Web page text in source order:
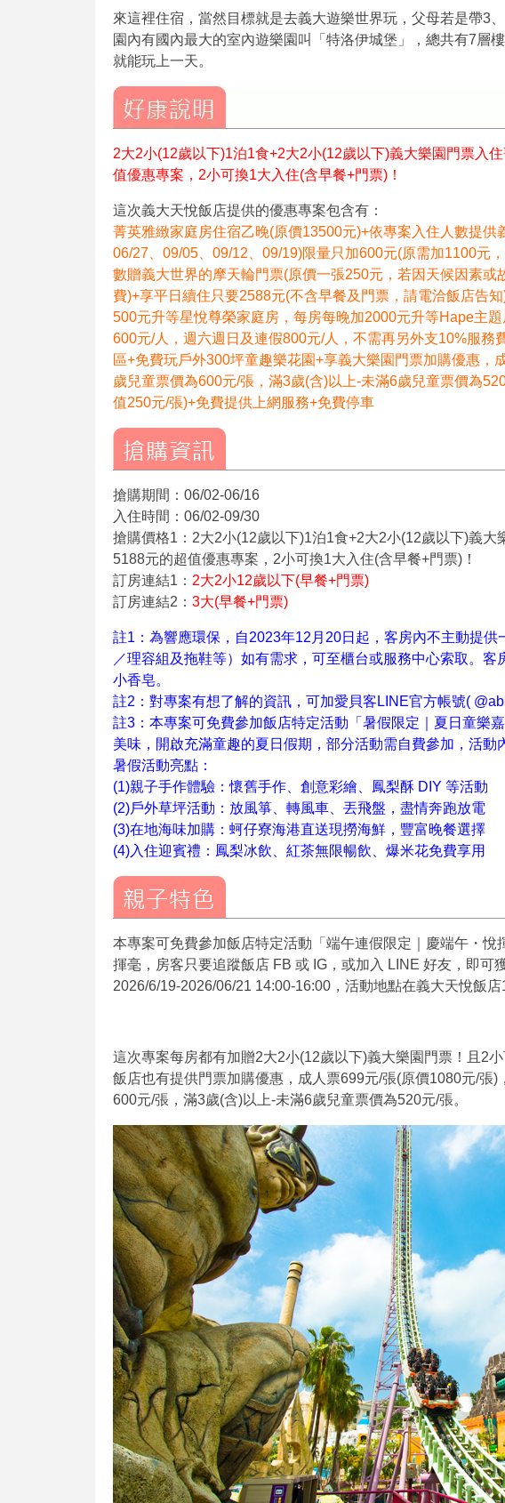
來這裡住宿，當然目標就是去義大遊樂世界玩，父母若是帶3
園內有國內最大的室內遊樂園叫「特洛伊城堡」，總共有7層
就能玩上一天。
2大2小(12歲以下)1泊1食+2大2小(12歲以下)義大樂園門票入
值優惠專案，2小可換1大入住(含早餐+門票)！
這次義大天悅飯店提供的優惠專案包含有：
菁英雅緻家庭房住宿乙晚(原價13500元)+依專案入住人數提供
06/27、09/05、09/12、09/19)限量只加600元(原需加1100元
數贈義大世界的摩天輪門票(原價一張250元，若因天候因素或
費)+享平日續住只要2588元(不含早餐及門票，請電洽飯店告
500元升等星悅尊榮家庭房，每房每晚加2000元升等Hape主
600元/人，週六週日及連假800元/人，不需再另外支10%服務
區+免費玩戶外300坪童趣樂花園+享義大樂園門票加購優惠，
歲兒童票價為600元/張，滿3歲(含)以上-未滿6歲兒童票價為
值250元/張)+免費提供上網服務+免費停車
搶購期間：06/02-06/16
入住時間：06/02-09/30
搶購價格1：2大2小(12歲以下)1泊1食+2大2小(12歲以下)義大
5188元的超值優惠專案，2小可換1大入住(含早餐+門票)！
訂房連結1： 2大2小12歲以下(早餐+門票)
訂房連結2： 3大(早餐+門票)
註1：為響應環保，自2023年12月20日起，客房內不主動提
／理容組及拖鞋等）如有需求，可至櫃台或服務中心索取。客
小香皂。
註2：對專案有想了解的資訊，可加愛貝客LINE官方帳號(
註3：本專案可免費參加飯店特定活動「暑假限定｜夏日童樂
美味，開啟充滿童趣的夏日假期，部分活動需自費參加，活動
暑假活動亮點：
(1)親子手作體驗：懷舊手作、創意彩繪、鳳梨酥 DIY 等活動
(2)戶外草坪活動：放風箏、轉風車、丟飛盤，盡情奔跑放電
(3)在地海味加購：蚵仔寮海港直送現撈海鮮，豐富晚餐選擇
(4)入住迎賓禮：鳳梨冰飲、紅茶無限暢飲、爆米花免費享用
本專案可免費參加飯店特定活動「端午連假限定｜慶端午・
揮毫，房客只要追蹤飯店 FB 或 IG，或加入 LINE 好友，即可
2026/6/19-2026/06/21 14:00-16:00，活動地點在義大天悅飯店
這次專案每房都有加贈2大2小(12歲以下)義大樂園門票！且2
飯店也有提供門票加購優惠，成人票699元/張(原價1080元/張
600元/張，滿3歲(含)以上-未滿6歲兒童票價為520元/張。